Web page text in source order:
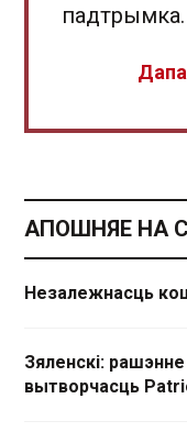
падтрымка.
АПОШНЯЕ НА
Незалежнасць
Зяленскі:
вытворчасць